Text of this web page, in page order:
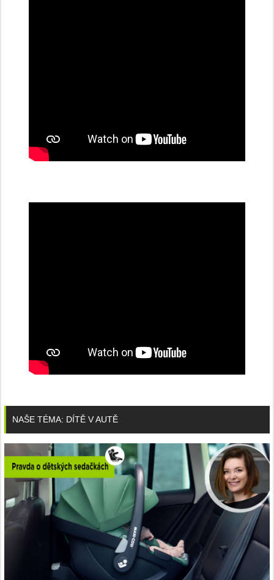
NAŠE TÉMA: DÍTĚ V AUTĚ